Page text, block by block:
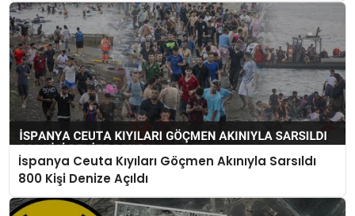
İspanya Ceuta Kıyıları Göçmen Akınıyla Sarsıldı
800 Kişi Denize Açıldı